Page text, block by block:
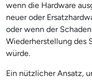
wenn die Hardware
neuer oder
oder wenn der
Wiederherstellung des
würde.
Ein nützlicher Ansatz,